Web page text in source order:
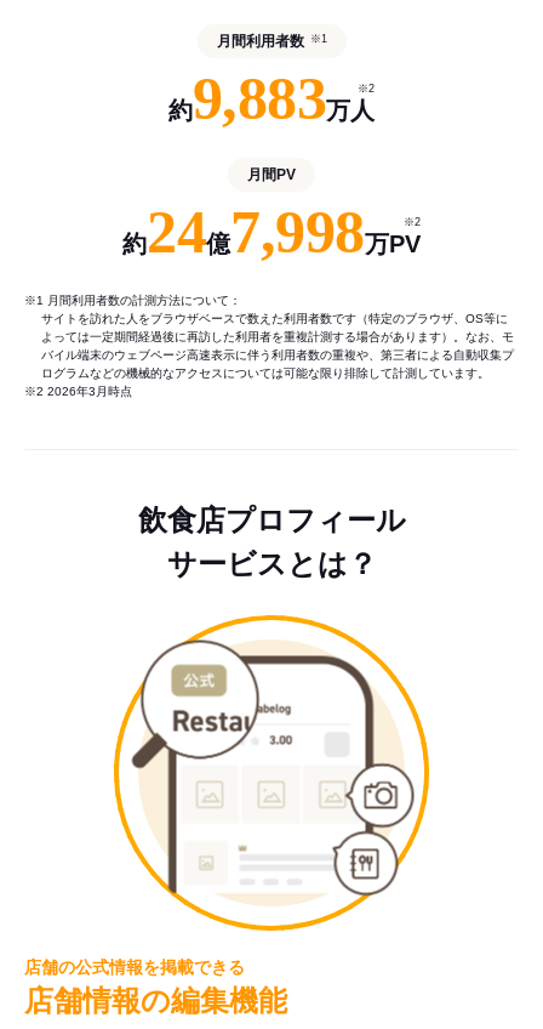
月間利用者数 ※1
約9,883万人
※2
月間PV
約24億7,998万PV
※2
※1 月間利用者数の計測方法について：
サイトを訪れた人をブラウザベースで数えた利用者数です（特定のブラウザ、OS等に
よっては一定期間経過後に再訪した利用者を重複計測する場合があります）。なお、モ
バイル端末のウェブページ高速表示に伴う利用者数の重複や、第三者による自動収集プ
ログラムなどの機械的なアクセスについては可能な限り排除して計測しています。
※2 2026年3月時点
飲食店プロフィール
サービスとは？
店舗の公式情報を掲載できる
店舗情報の編集機能